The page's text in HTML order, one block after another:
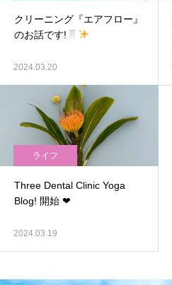
クリーニング『エアフロー』
のお話です!
2024.03.20
ライフ
Three Dental Clinic Yoga
Blog! 開始 ❤︎
2024.03.19